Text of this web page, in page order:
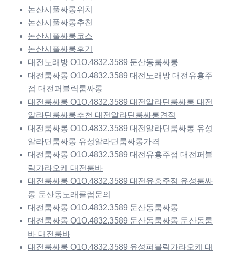
논산시풀싸롱위치
논산시풀싸롱추천
논산시풀싸롱코스
논산시풀싸롱후기
대전노래방 O1O.4832.3589 둔산동룸싸롱
대전룸싸롱 O1O.4832.3589 대전노래방 대전유흥주
점 대전퍼블릭룸싸롱
대전룸싸롱 O1O.4832.3589 대전알라딘룸싸롱 대전
알라딘룸싸롱추천 대전알라딘룸싸롱견적
대전룸싸롱 O1O.4832.3589 대전알라딘룸싸롱 유성
알라딘룸싸롱 유성알라딘룸싸롱가격
대전룸싸롱 O1O.4832.3589 대전유흥주점 대전퍼블
릭가라오케 대전룸바
대전룸싸롱 O1O.4832.3589 대전유흥주점 유성룸싸
롱 둔산동노래클럽문의
대전룸싸롱 O1O.4832.3589 둔산동룸싸롱
대전룸싸롱 O1O.4832.3589 둔산동룸싸롱 둔산동룸
바 대전룸바
대전룸싸롱 O1O.4832.3589 유성퍼블릭가라오케 대